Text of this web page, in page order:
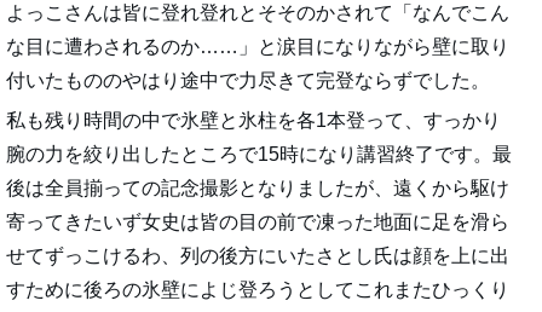
よっこさんは皆に登れ登れとそそのかされて「なんでこん
な目に遭わされるのか……」と涙目になりながら壁に取り
付いたもののやはり途中で力尽きて完登ならずでした。
私も残り時間の中で氷壁と氷柱を各1本登って、すっかり
腕の力を絞り出したところで15時になり講習終了です。最
後は全員揃っての記念撮影となりましたが、遠くから駆け
寄ってきたいず女史は皆の目の前で凍った地面に足を滑ら
せてずっこけるわ、列の後方にいたさとし氏は顔を上に出
すために後ろの氷壁によじ登ろうとしてこれまたひっくり